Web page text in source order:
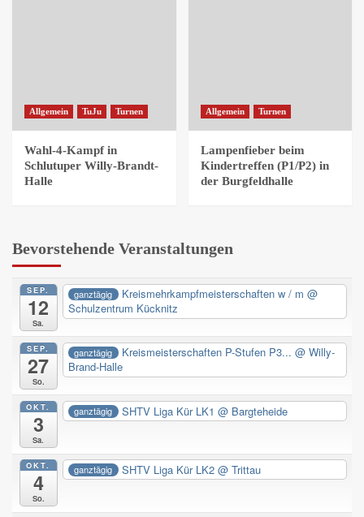
Allgemein TuJu Turnen
Wahl-4-Kampf in
Schlutuper Willy-Brandt-
Halle
Allgemein Turnen
Lampenfieber beim
Kindertreffen (P1/P2) in
der Burgfeldhalle
Bevorstehende Veranstaltungen
SEP.
12
Sa.
ganztägig Kreismehrkampfmeisterschaften w / m@
Schulzentrum Kücknitz
SEP.
27
So.
ganztägig Kreismeisterschaften P-Stufen P3...@ Willy-
Brand-Halle
OKT.
3
Sa.
ganztägig SHTV Liga Kür LK1@ Bargteheide
OKT.
4
So.
ganztägig SHTV Liga Kür LK2@ Trittau